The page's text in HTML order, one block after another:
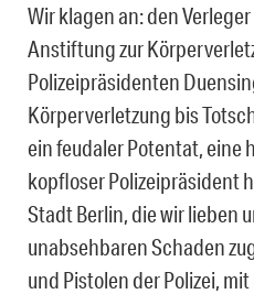
Wir klagen an: den
Anstiftung zur
Polizeipräsidenten
Körperverletzung bis
ein feudaler Potentat, eine
kopfloser Polizeipräsident
Stadt Berlin, die wir lieben
unabsehbaren Schaden
und Pistolen der Polizei,